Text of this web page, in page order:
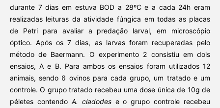
durante 7 dias em estuva BOD a 28ºC e a cada 24h eram
realizadas leituras da atividade fúngica em todas as placas
de Petri para avaliar a predação larval, em microscópio
óptico. Após os 7 dias, as larvas foram recuperadas pelo
método de Baermann. O experimento 2 consistiu em dois
ensaios, A e B. Para ambos os ensaios foram utilizados 12
animais, sendo 6 ovinos para cada grupo, um tratado e um
controle. O grupo tratado recebeu uma dose única de 10g de
péletes contendo A. cladodese o grupo controle recebeu